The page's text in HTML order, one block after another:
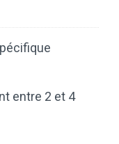
entre 2 et 4